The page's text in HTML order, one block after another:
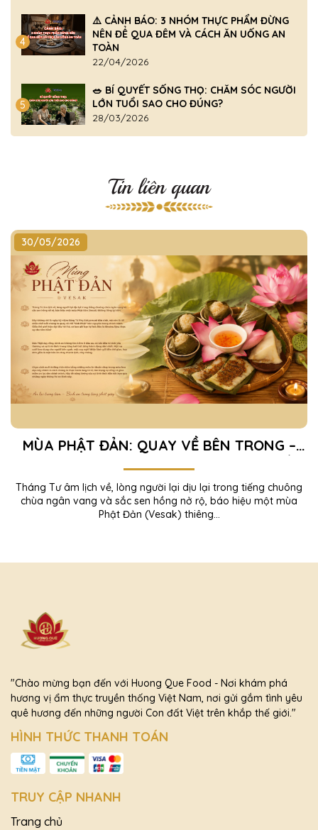
4
⚠️ CẢNH BÁO: 3 NHÓM THỰC PHẨM ĐỪNG
NÊN ĐỂ QUA ĐÊM VÀ CÁCH ĂN UỐNG AN
TOÀN
22/04/2026
5
🥗 BÍ QUYẾT SỐNG THỌ: CHĂM SÓC NGƯỜI
LỚN TUỔI SAO CHO ĐÚNG?
28/03/2026
Tin liên quan
30/05/2026
MÙA PHẬT ĐẢN: QUAY VỀ BÊN TRONG –
TÌM AN YÊN TRONG TỪNG KHOẢNH KHẮC
Tháng Tư âm lịch về, lòng người lại dịu lại trong tiếng chuông
chùa ngân vang và sắc sen hồng nở rộ, báo hiệu một mùa
Phật Đản (Vesak) thiêng...
"Chào mừng bạn đến với Huong Que Food - Nơi khám phá
hương vị ẩm thực truyền thống Việt Nam, nơi gửi gắm tình yêu
quê hương đến những người Con đất Việt trên khắp thế giới."
HÌNH THỨC THANH TOÁN
TRUY CẬP NHANH
Trang chủ